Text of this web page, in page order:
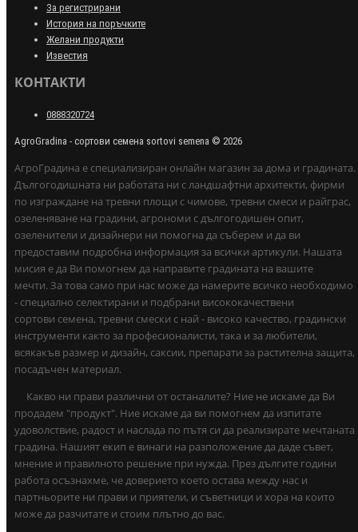
За регистрирани
История на поръчките
Желани продукти
Известия
КОНТАКТИ
0888320724
AgroGradina - сортови семена sortovi semena © 2026
АгроГрадина е специализиран онлайн магазин за дома и градината.
Дългогодишната ни работата ни с ландшафтни архитекти, фирми
по изграждане на тревни площи с чимове, тревни смеси и райграс,
озеленяване на градини, агрономи с дългогодишен опит,
озеленители и дизайнери ни помогна да съберем и да ви
предоставим подробна информация за всички артикули. Нашата
мисия е да Ви помогнем да направите градината на вашите
мечти. За това само при нас може да намерите всичко необходимо
- специално селектирани и подбрани висококачествени
сортови семена, тревни смески с най - високо качество, градински
инструменти както за професионалисти, така и за любители,
всякакъв размер и дизайн, саксии, препарати за растителна защита,
посадъчен материал.
Какво ни прави различни от останалите? Ние не искаме да Ви
продадем "продукт". Ние искаме да ви помогнем да изпитате
удоволствие, радост и наслада по пътя си да реализирате мечтаната
градина. Нашият екип е винаги на разположение да даде съвет,
мнение и правилното решение при нужда. През дългите години
работа осъзнахме, че доверието което остава между нас и
партньорите ни прави и приятели, и съветници и хора на които
може да разчитате и стоим плътно до вас.